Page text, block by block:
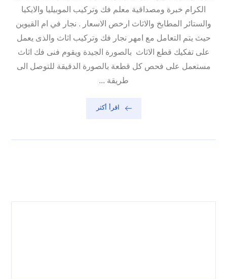
الكرام خبرة ومصداقية معلم فك وتركيب الموبيليا والايكيا
والستائر المطابخ والاثاث ارخص الاسعار . نجار في ام القيوين
حيث يتم التعامل مع امهر نجار فك وتركيب اثاث والذى يعمل
على تفكيك قطع الاثاث بالصورة الجيدة ويقوم فنى فك اثاث
مستعمل على فحص كل قطعة بالصورة الدقيقة للتوصل الى
طريقة ...
اقرأ أكثر